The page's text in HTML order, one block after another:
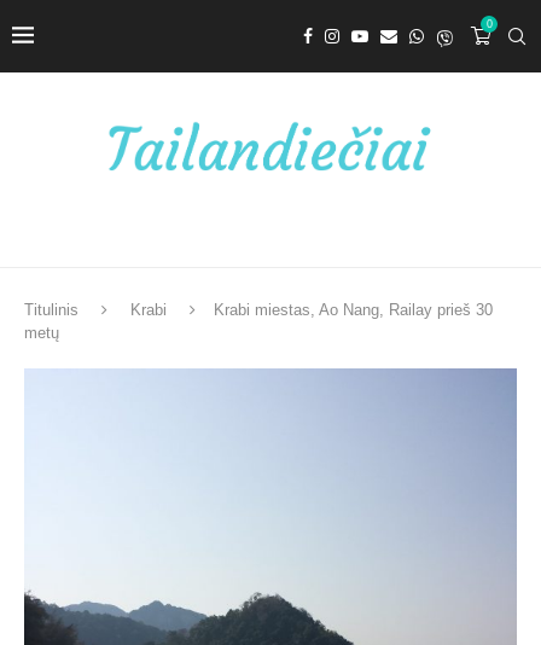
0
Titulinis Krabi
Krabi miestas, Ao Nang, Railay prieš 30
metų